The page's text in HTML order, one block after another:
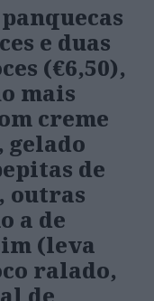
e duas
(€6,50),
mais
creme
gelado
de
outras
a de
(leva
ralado,